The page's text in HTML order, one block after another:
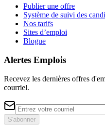
Publier une offre
Système de suivi des
Nos tarifs
Sites d’emploi
Blogue
Alertes Emplois
Recevez les dernières offres
courriel.
S'abonner